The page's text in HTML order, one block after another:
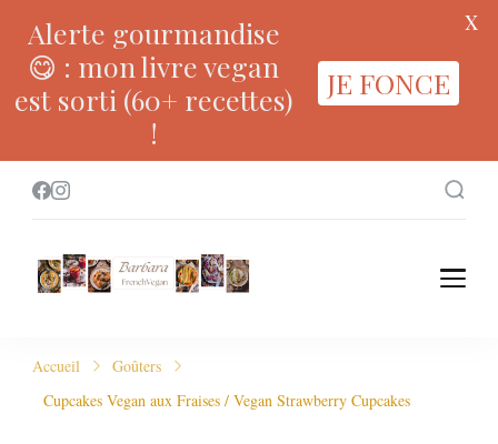
Accueil
Goûters
Cupcakes Vegan aux Fraises / Vegan Strawberry Cupcakes
Alerte gourmandise
😋 : mon livre vegan
est sorti (60+ recettes)
!
JE FONCE
X